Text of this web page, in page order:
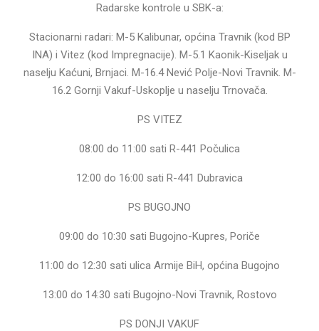
Radarske kontrole u SBK-a:
Stacionarni radari: M-5 Kalibunar, općina Travnik (kod BP
INA) i Vitez (kod Impregnacije). M-5.1 Kaonik-Kiseljak u
naselju Kaćuni, Brnjaci. M-16.4 Nević Polje-Novi Travnik. M-
16.2 Gornji Vakuf-Uskoplje u naselju Trnovača.
PS VITEZ
08:00 do 11:00 sati R-441 Počulica
12:00 do 16:00 sati R-441 Dubravica
PS BUGOJNO
09:00 do 10:30 sati Bugojno-Kupres, Poriče
11:00 do 12:30 sati ulica Armije BiH, općina Bugojno
13:00 do 14:30 sati Bugojno-Novi Travnik, Rostovo
PS DONJI VAKUF